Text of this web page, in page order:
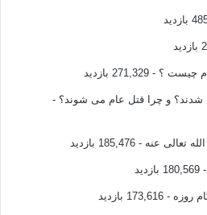
چیست ؟ - 271,329 بازدید
شدند؟ و چرا قتل عام می شوند؟ -
تعالی عنه - 185,476 بازدید
- 180,569 بازدید
روزه - 173,616 بازدید